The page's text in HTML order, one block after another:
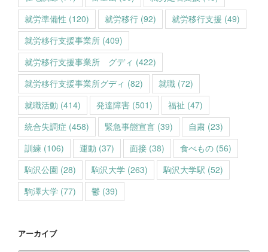
就労準備性 (120) 就労移行 (92) 就労移行支援 (49)
就労移行支援事業所 (409)
就労移行支援事業所 グディ (422)
就労移行支援事業所グディ (82) 就職 (72)
就職活動 (414) 発達障害 (501) 福祉 (47)
統合失調症 (458) 緊急事態宣言 (39) 自粛 (23)
訓練 (106) 運動 (37) 面接 (38) 食べもの (56)
駒沢公園 (28) 駒沢大学 (263) 駒沢大学駅 (52)
駒澤大学 (77) 鬱 (39)
アーカイブ